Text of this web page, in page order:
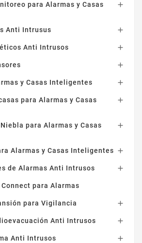
para Alarmas y Casas

Anti Intrusus 
Anti Intrusos 

y Casas Inteligentes 
para Alarmas y Casas

para Alarmas y Casas

Alarmas y Casas Inteligentes 
de Alarmas Anti Intrusos 
para Alarmas
para Vigilancia 
Anti Intrusos 
Anti Intrusos 